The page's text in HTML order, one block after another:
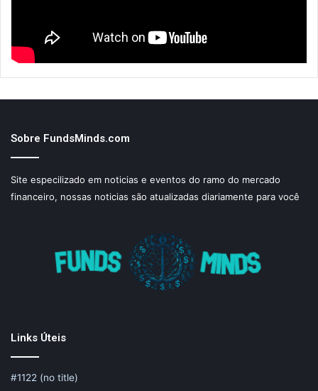
Sobre FundsMinds.com
Site especilizado em noticias e eventos do ramo do mercado
financeiro, nossas noticias são atualizadas diariamente para você
Links Úteis
#1122 (no title)